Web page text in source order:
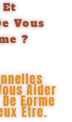
Vous
?
Aider
Forme
Être.